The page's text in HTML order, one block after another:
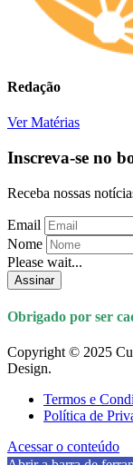
Redação
Ver Matérias
Inscreva-se no
Receba nossas
Email
Nome
Please wait...
Assinar
Obrigado por ser
Copyright © 2025
Design.
Termos e
Política de
Acessar o conteúdo